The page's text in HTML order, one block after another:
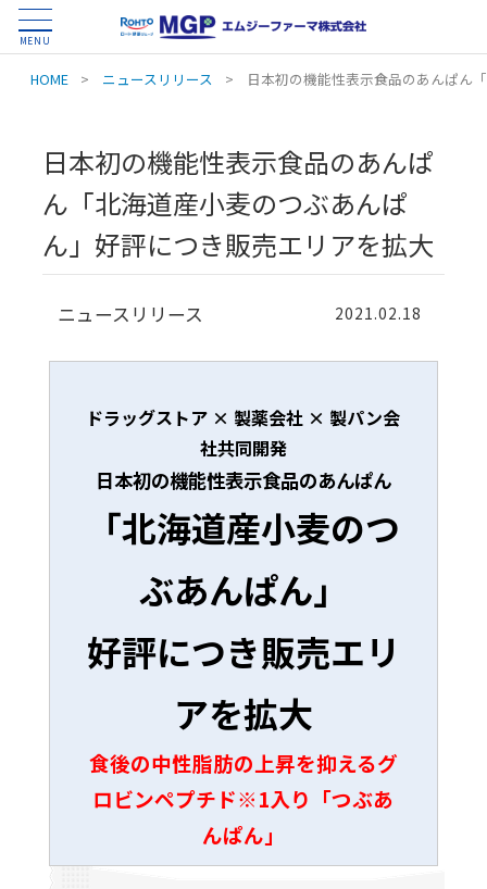
MENU
HOME > ニュースリリース > 日本初の機能性表示食品のあんぱん
日本初の機能性表示食品のあんぱ
ん「北海道産小麦のつぶあんぱ
ん」好評につき販売エリアを拡大
2021.02.18
ニュースリリース
ドラッグストア × 製薬会社 × 製パン会
社共同開発
日本初の機能性表示食品のあんぱん
「北海道産小麦のつ
ぶあんぱん」
好評につき販売エリ
アを拡大
食後の中性脂肪の上昇を抑えるグ
ロビンペプチド※1入り「つぶあ
んぱん」